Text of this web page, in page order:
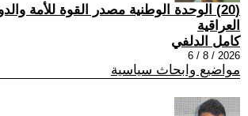
(20) الوحدة الوطنية مصدر القوة للأمة
العراقية
كامل الدلفي
2026 / 8 / 6
مواضيع وابحاث سياسية